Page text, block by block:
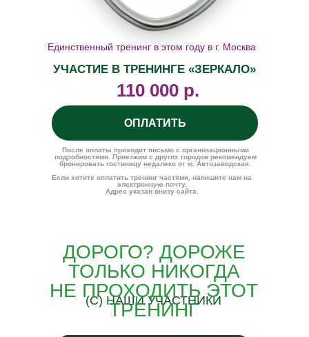
Единственный тренинг в этом году в г. Москва
Если хотите оплатить тренинг частями, напишите нам на
электронную почту.
Адрес указан внизу сайта.
После оплаты приходит письмо с организационными
подробностями. Приезжим с других городов рекомендуем
бронировать гостиницу недалеко от м. Автозаводская.
УЧАСТИЕ В ТРЕНИНГЕ «ЗЕРКАЛО»
110 000 р.
ОПЛАТИТЬ
(С) НАШИ УЧАСТНИКИ
ДОРОГО? ДОРОЖЕ
ТОЛЬКО НИКОГДА
НЕ ПРОХОДИТЬ ЭТОТ
ТРЕНИНГ